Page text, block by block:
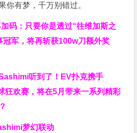
你有梦，千万别错过。
码：只要你是透过“往维加斯之
冠军，将再斩获100w刀额外奖
听到了！EV扑克携手
狂欢赛，将在5月带来一系列精彩
梦幻联动